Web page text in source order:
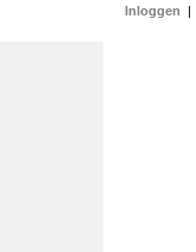
Inloggen |